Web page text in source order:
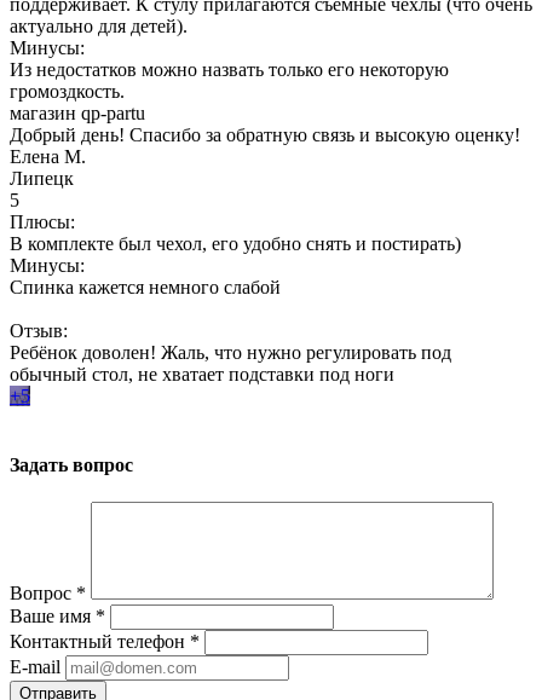
актуально для детей).
Минусы:
Из недостатков можно назвать только его некоторую
громоздкость.
магазин qp-partu
Добрый день! Спасибо за обратную связь и высокую оценку!
Елена М.
Липецк
5
Плюсы:
В комплекте был чехол, его удобно снять и постирать)
Минусы:
Спинка кажется немного слабой
Отзыв:
Ребёнок доволен! Жаль, что нужно регулировать под
обычный стол, не хватает подставки под ноги
+5
Задать вопрос
Вопрос *
Ваше имя *
Контактный телефон *
E-mail